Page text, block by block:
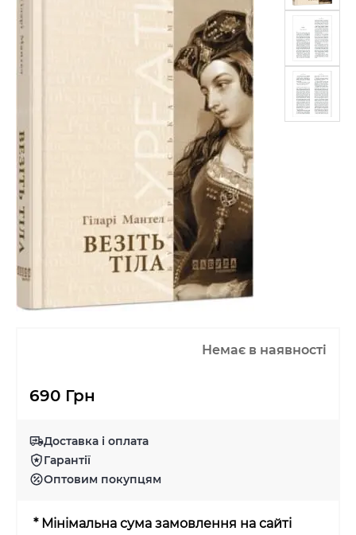
Немає в наявності
690 Грн
Доставка і оплата
Гарантії
Оптовим покупцям
* Мінімальна сума замовлення на сайті